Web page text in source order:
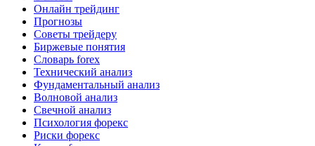
Онлайн трейдинг
Прогнозы
Советы трейдеру
Биржевые понятия
Словарь forex
Технический анализ
Фундаментальный анализ
Волновой анализ
Свечной анализ
Психология форекс
Риски форекс